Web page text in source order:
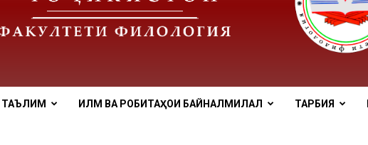
ТАЪЛИМ ИЛМ ВА РОБИТАҲОИ БАЙНАЛМИЛАЛӢ ТАРБИЯ